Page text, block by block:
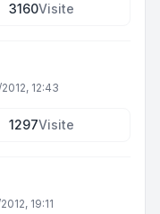
3160Visite
2012, 12:43
1297Visite
19:11